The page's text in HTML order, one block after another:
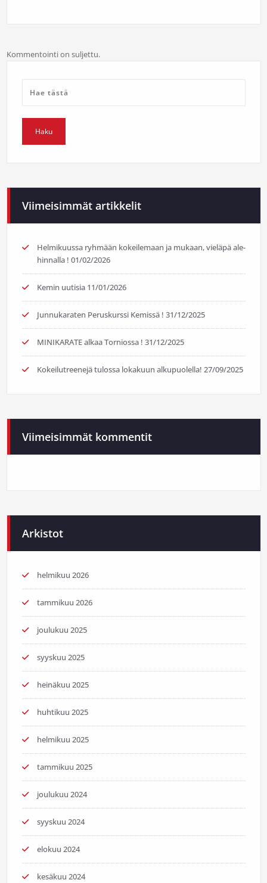
Kommentointi on suljettu.
Viimeisimmät artikkelit
Helmikuussa ryhmään kokeilemaan ja mukaan, vieläpä ale-
hinnalla ! 01/02/2026
Kemin uutisia 11/01/2026
Junnukaraten Peruskurssi Kemissä ! 31/12/2025
MINIKARATE alkaa Torniossa ! 31/12/2025
Kokeilutreenejä tulossa lokakuun alkupuolella! 27/09/2025
Viimeisimmät kommentit
Arkistot
helmikuu 2026
tammikuu 2026
joulukuu 2025
syyskuu 2025
heinäkuu 2025
huhtikuu 2025
helmikuu 2025
tammikuu 2025
joulukuu 2024
syyskuu 2024
elokuu 2024
kesäkuu 2024